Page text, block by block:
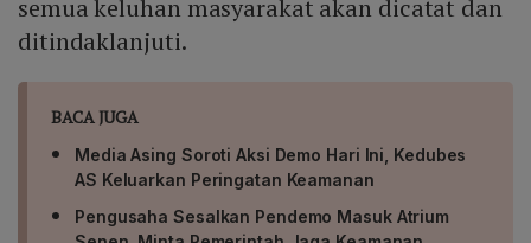
semua keluhan masyarakat akan dicatat dan
ditindaklanjuti.
BACA JUGA
Media Asing Soroti Aksi Demo Hari Ini, Kedubes
AS Keluarkan Peringatan Keamanan
Pengusaha Sesalkan Pendemo Masuk Atrium